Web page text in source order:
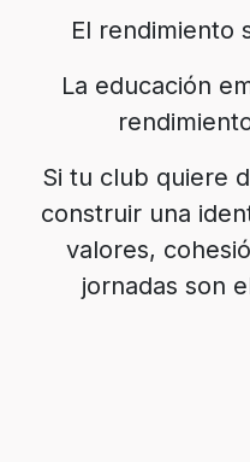
El rendimiento
La educación
Si tu club quiere
construir una
valores,
jornadas son